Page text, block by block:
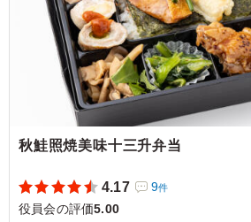
秋鮭照焼美味十三升弁当
4.17 9件
役員会の評価5.00